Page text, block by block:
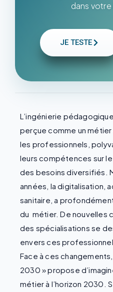
dans
JE TESTE
L’ingénierie
perçue comme un métier
les professionnels,
leurs compétences sur
des besoins diversifiés.
années, la digitalisation,
sanitaire, a
du métier. De nouvelles
des spécialisations se
envers ces
Face à ces
2030 » propose
métier à l’horizon 2030.